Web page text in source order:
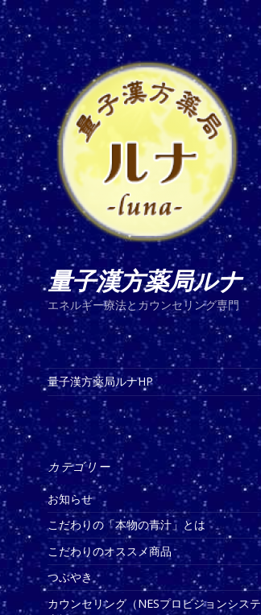
量子漢方薬局ルナ
エネルギー療法とカウンセリング専門
量子漢方薬局ルナHP
カテゴリー
お知らせ
こだわりの「本物の青汁」とは
こだわりのオススメ商品
つぶやき
カウンセリング（NESプロビジョンシステ